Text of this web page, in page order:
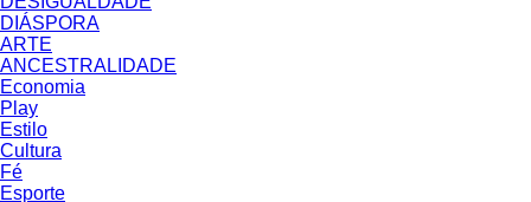
DIÁSPORA
ARTE
ANCESTRALIDADE
Economia
Play
Estilo
Cultura
Fé
Esporte